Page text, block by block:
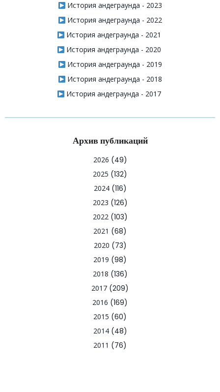
История андеграунда - 2023
История андеграунда - 2022
История андеграунда - 2021
История андеграунда - 2020
История андеграунда - 2019
История андеграунда - 2018
История андеграунда - 2017
Архив публикаций
2026 (49)
2025 (132)
2024(116)
2023 (126)
2022(103)
2021 (68)
2020 (73)
2019 (98)
2018 (136)
2017 (209)
2016 (169)
2015 (60)
2014(48)
2011 (76)